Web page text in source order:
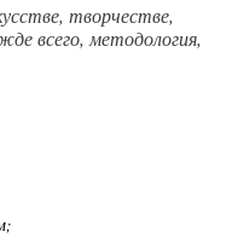
творчестве,
всего, методология,